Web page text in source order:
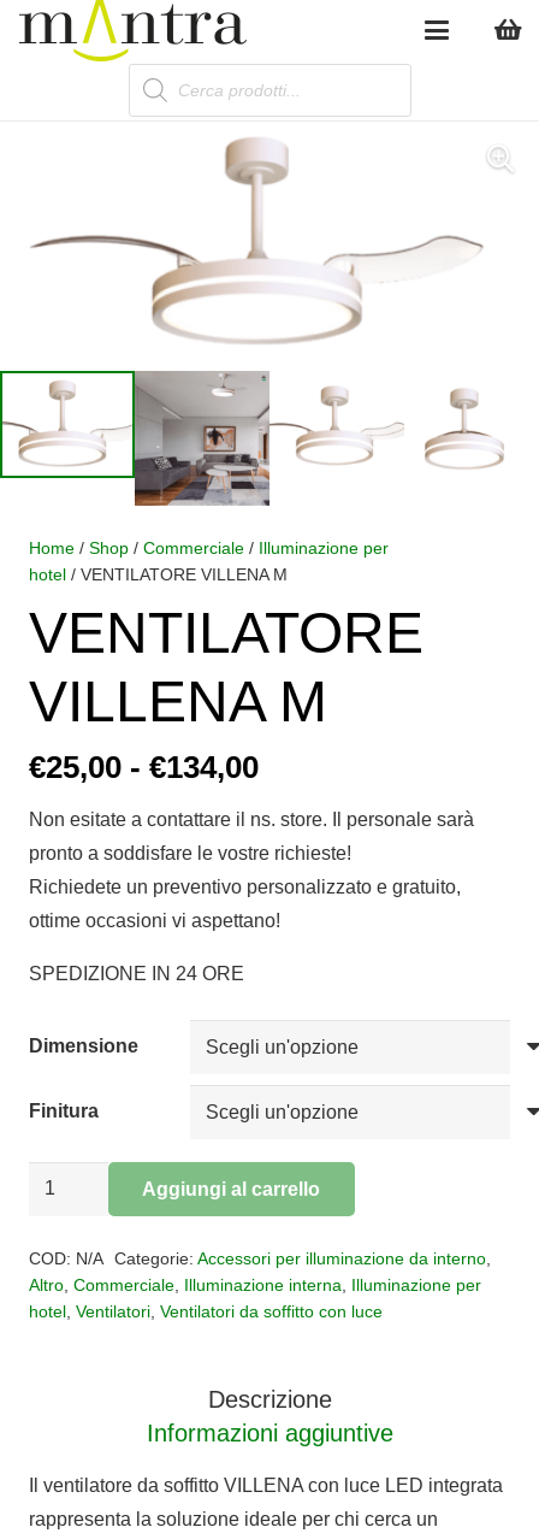
Products
search
Home / Shop / Commerciale / Illuminazione per
hotel / VENTILATORE VILLENA M
VENTILATORE
VILLENA M
€25,00 - €134,00Fascia
prezzo:
da
€25,00
a
Non esitate a contattare il ns. store. Il personale sarà
pronto a soddisfare le vostre richieste!
Richiedete un preventivo personalizzato e gratuito,
ottime occasioni vi aspettano!
SPEDIZIONE IN 24 ORE
Dimensione
Finitura
VENTILATORE
quantità
Aggiungi al carrello
COD: N/A Categorie: Accessori per illuminazione da interno,
Altro Commerciale Illuminazione interna
Illuminazione per
hotel Ventilatori Ventilatori da soffitto con luce
Descrizione
Informazioni aggiuntive
Il ventilatore da soffitto VILLENA con luce LED integrata
rappresenta la soluzione ideale per chi cerca un